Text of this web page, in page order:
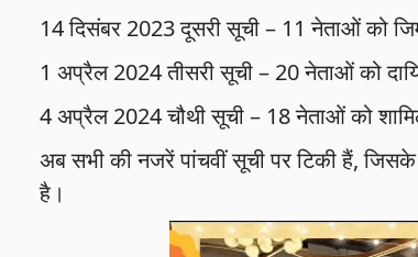
14 दिसंबर 2023 दूसरी सूची – 11 नेताओं को
1 अप्रैल 2024 तीसरी सूची – 20 नेताओं को
4 अप्रैल 2024 चौथी सूची – 18 नेताओं को
अब सभी की नजरें पांचवीं सूची पर टिकी हैं,
है।